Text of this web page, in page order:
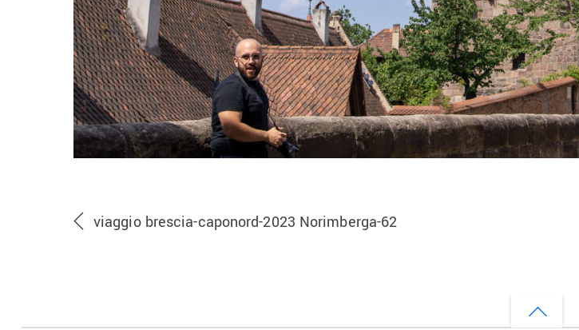
viaggio brescia-caponord-2023 Norimberga-62
Back